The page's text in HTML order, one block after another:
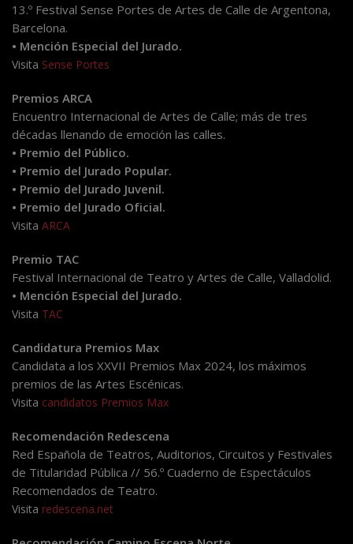
13.º Festival Sense Portes de Artes de Calle de Argentona,
Barcelona.
• Mención Especial del Jurado.
Visita Sense Portes
Premios ARCA
Encuentro Internacional de Artes de Calle; más de tres
décadas llenando de emoción las calles.
• Premio del Público.
• Premio del Jurado Popular.
• Premio del Jurado Juvenil.
• Premio del Jurado Oficial.
Visita ARCA
Premio TAC
Festival Internacional de Teatro y Artes de Calle, Valladolid.
• Mención Especial del Jurado.
Visita TAC
Candidatura Premios Max
Candidata a los XXVII Premios Max 2024, los máximos
premios de las Artes Escénicas.
Visita candidatos Premios Max
Recomendación Redescena
Red Española de Teatros, Auditorios, Circuitos y Festivales
de Titularidad Pública // 56.º Cuaderno de Espectáculos
Recomendados de Teatro.
Visita redescena.net